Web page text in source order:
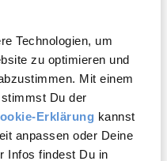
Technologien, um
zu optimieren und
Mit einem
Du der
Erklärung kannst
anpassen oder Deine
Infos findest Du in